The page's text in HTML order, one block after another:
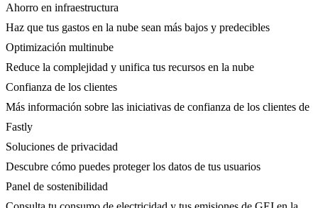
Ahorro en infraestructura
Haz que tus gastos en la nube sean más bajos y predecibles
Optimización multinube
Reduce la complejidad y unifica tus recursos en la nube
Confianza de los clientes
Más información sobre las iniciativas de confianza de los clientes de
Fastly
Soluciones de privacidad
Descubre cómo puedes proteger los datos de tus usuarios
Panel de sostenibilidad